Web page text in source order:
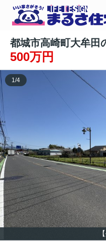
都城市高崎町大牟田
500万円
1/4